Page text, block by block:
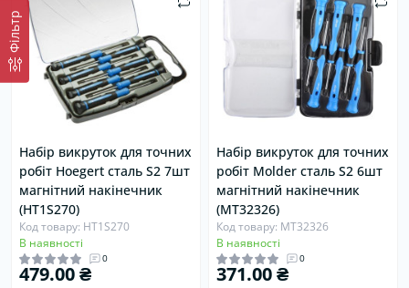
Фiльтр
Набір викруток для точних
робіт Hoegert сталь S2 7шт
магнітний накінечник
(HT1S270)
Код товару: HT1S270
В наявності
0
479.00 ₴
Набір викруток для точних
робіт Molder сталь S2 6шт
магнітний накінечник
(MT32326)
Код товару: MT32326
В наявності
0
371.00 ₴